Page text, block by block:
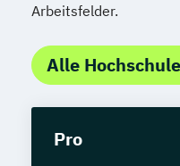
Arbeitsfelder.
Alle
Pro